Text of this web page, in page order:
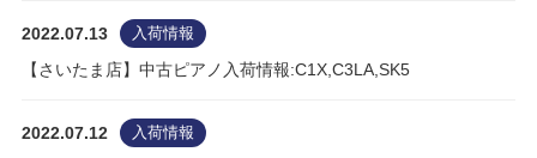
2022.07.13 入荷情報
【さいたま店】中古ピアノ入荷情報:C1X,C3LA,SK5
2022.07.12 入荷情報